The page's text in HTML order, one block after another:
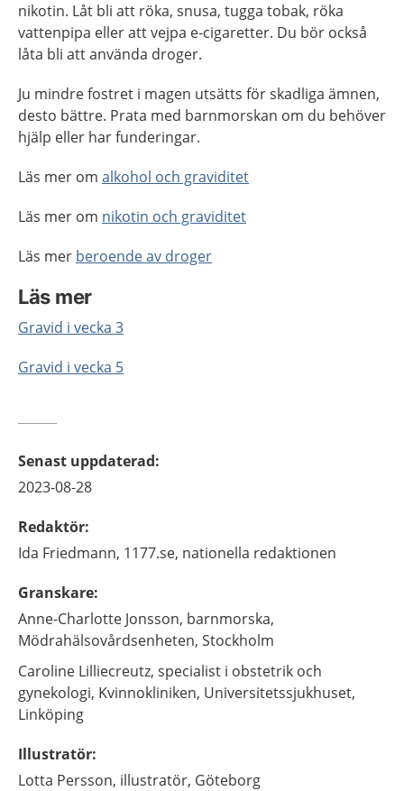
nikotin. Låt bli att röka, snusa, tugga tobak, röka
vattenpipa eller att vejpa e-cigaretter. Du bör också
låta bli att använda droger.
Ju mindre fostret i magen utsätts för skadliga ämnen,
desto bättre. Prata med barnmorskan om du behöver
hjälp eller har funderingar.
Läs mer om alkohol och graviditet
Läs mer om nikotin och graviditet
Läs mer beroende av droger
Läs mer
Gravid i vecka 3
Gravid i vecka 5
Senast uppdaterad:
2023-08-28
Redaktör:
Ida Friedmann, 1177.se, nationella redaktionen
Granskare:
Anne-Charlotte Jonsson, barnmorska,
Mödrahälsovårdsenheten, Stockholm
Caroline Lilliecreutz, specialist i obstetrik och
gynekologi, Kvinnokliniken, Universitetssjukhuset,
Linköping
Illustratör:
Lotta Persson, illustratör, Göteborg